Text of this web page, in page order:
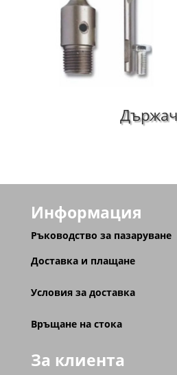
Информация
Ръководство за пазаруване
Доставка и плащане
Условия за доставка
Връщане на стока
За клиента